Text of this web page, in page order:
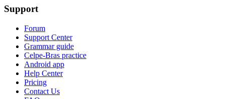
Support
Forum
Support Center
Grammar guide
Celpe-Bras practice
Android app
Help Center
Pricing
Contact Us